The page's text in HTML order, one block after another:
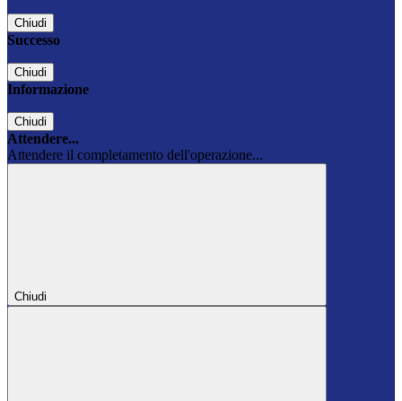
Chiudi
Successo
Chiudi
Informazione
Chiudi
Attendere...
Attendere il completamento dell'operazione...
Chiudi